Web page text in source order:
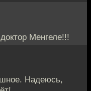
Менгеле!!!
Надеюсь,